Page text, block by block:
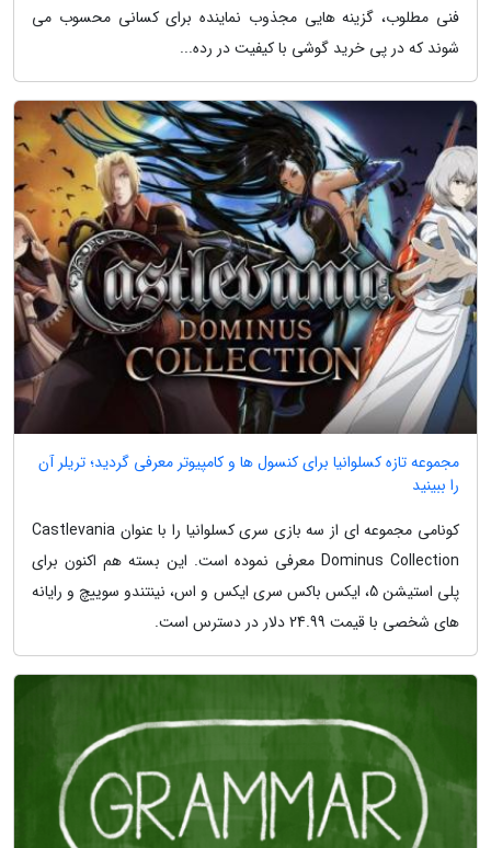
فنی مطلوب، گزینه هایی مجذوب نماینده برای کسانی محسوب می
شوند که در پی خرید گوشی با کیفیت در رده...
مجموعه تازه کسلوانیا برای کنسول ها و کامپیوتر معرفی گردید؛ تریلر آن
را ببینید
کونامی مجموعه ای از سه بازی سری کسلوانیا را با عنوان Castlevania
Dominus Collection معرفی نموده است. این بسته هم اکنون برای
پلی استیشن 5، ایکس باکس سری ایکس و اس، نینتندو سوییچ و رایانه
های شخصی با قیمت 24.99 دلار در دسترس است.